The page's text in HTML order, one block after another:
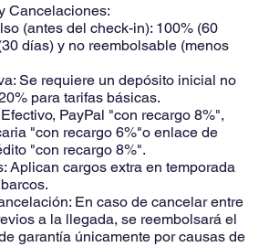
Cancelaciones:
(antes del check-in): 100% (60
días) y no reembolsable (menos
Se requiere un depósito inicial no
para tarifas básicas.
PayPal "con recargo 8%",
"con recargo 6%"o enlace de
"con recargo 8%".
Aplican cargos extra en temporada
En caso de cancelar entre
a la llegada, se reembolsará el
garantía únicamente por causas de